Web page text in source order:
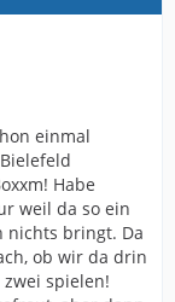
einmal
Habe
weil da so ein
nichts bringt. Da
ob wir da drin
spielen!